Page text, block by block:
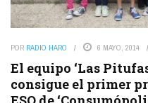
POR RADIO HARO 6 MAYO, 2014
El equipo ‘Las
consigue el primer